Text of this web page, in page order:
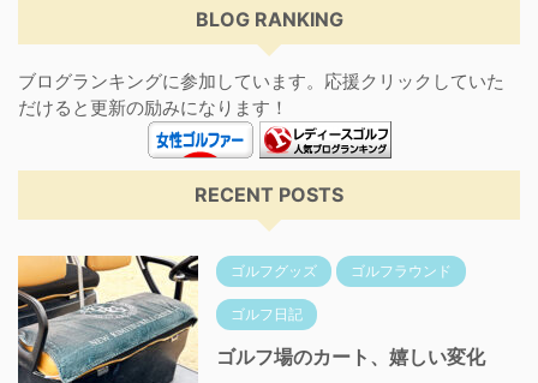
BLOG RANKING
ブログランキングに参加しています。応援クリックしていた
だけると更新の励みになります！
RECENT POSTS
ゴルフグッズ ゴルフラウンド
ゴルフ日記
ゴルフ場のカート、嬉しい変化